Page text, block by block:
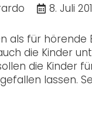
8. Juli
als für hörende
die Kinder
die Kinder
lassen.